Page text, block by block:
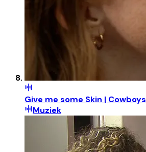
Give me some Skin | Cowboys
Muziek